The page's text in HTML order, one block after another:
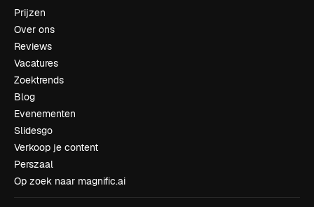
Prijzen
Over ons
Reviews
Vacatures
Zoektrends
Blog
Evenementen
Slidesgo
Verkoop je content
Perszaal
Op zoek naar magnific.ai